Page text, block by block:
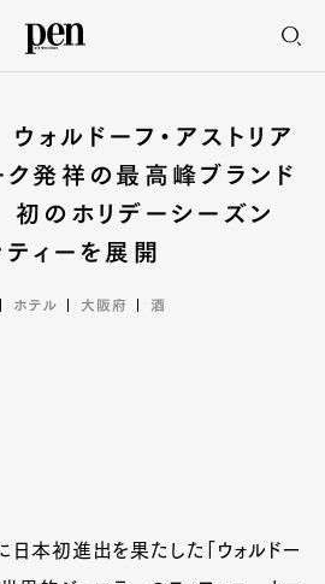
ウォルドーフ・アストリア
ク発祥の最高峰ブランド
のホリデーシーズン
ィーを展開
ホテル 大阪府 酒
本初進出を果たした「ウォルドー